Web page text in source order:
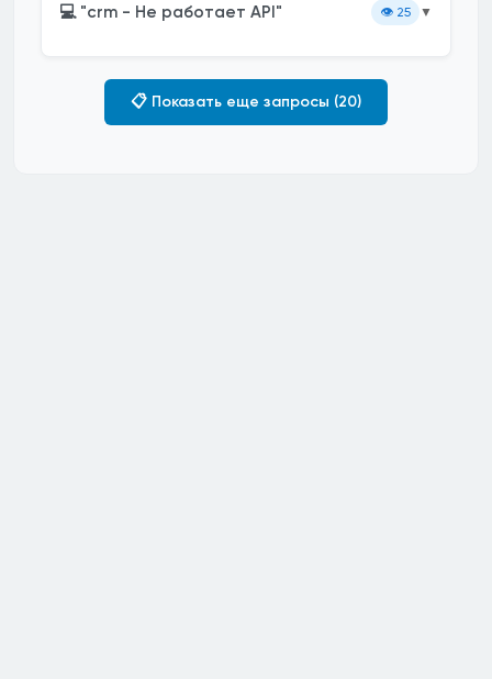
💻 "crm - Не работает API" 👁️ 25 ▼
📋 Показать еще запросы (20)